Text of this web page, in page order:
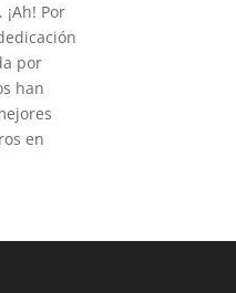
Por
por
han
en